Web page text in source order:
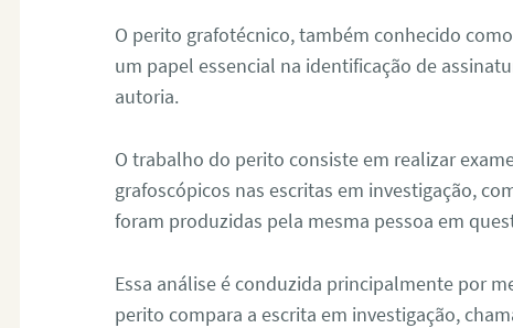
O perito grafotécnico, também conhecido
um papel essencial na identificação de
autoria.
O trabalho do perito consiste em realizar
grafoscópicos nas escritas em investigação,
foram produzidas pela mesma pessoa em
Essa análise é conduzida principalmente por
perito compara a escrita em investigação,